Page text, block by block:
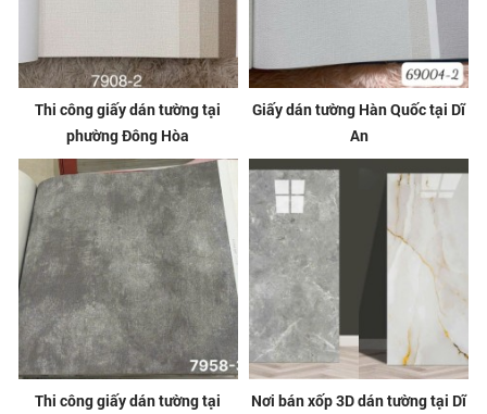
Thi công giấy dán tường tại
phường Đông Hòa
Giấy dán tường Hàn Quốc tại Dĩ
An
Thi công giấy dán tường tại
Nơi bán xốp 3D dán tường tại Dĩ